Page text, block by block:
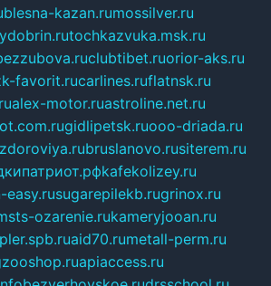
blesna-kazan.rumossilver.ru
tochkazvuka.msk.ru
clubtibet.ruorior-aks.ru
favorit.rucarlines.ruflatnsk.ru
alex-motor.ruastroline.net.ru
gidlipetsk.ruooo-driada.ru
bruslanovo.rusiterem.ru
kafekolizey.ru
easy.rusugarepilekb.rugrinox.ru
ozarenie.rukameryjooan.ru
aid70.rumetall-perm.ru
apiaccess.ru